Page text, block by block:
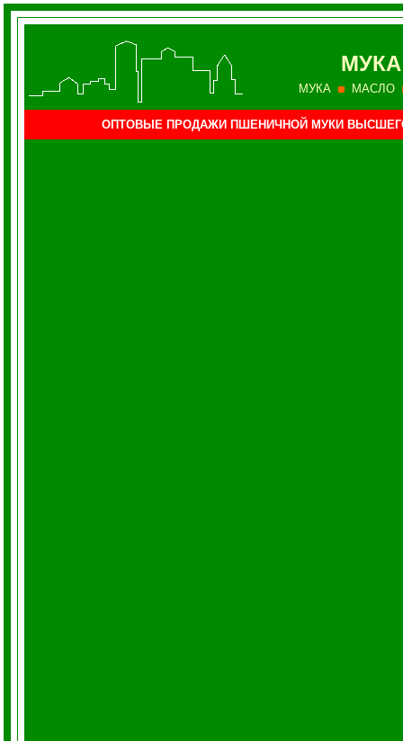
МУКА МАСЛО
ОПТОВЫЕ ПРОДАЖИ ПШЕНИЧНОЙ МУКИ